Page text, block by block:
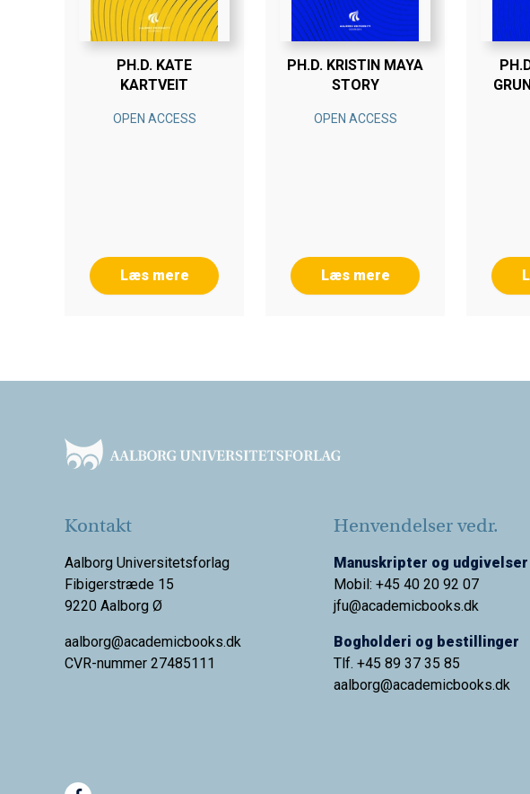
PH.D. KATE
KARTVEIT
OPEN ACCESS
Læs mere
PH.D. KRISTIN MAYA
STORY
OPEN ACCESS
Læs mere
Kontakt
Aalborg Universitetsforlag
Fibigerstræde 15
9220 Aalborg Ø
aalborg@academicbooks.dk
CVR-nummer 27485111
Henvendelser vedr.
Manuskripter og udgivelser
Mobil: +45 40 20 92 07
jfu@academicbooks.dk
Bogholderi og bestillinger
Tlf. +45 89 37 35 85
aalborg@academicbooks.dk